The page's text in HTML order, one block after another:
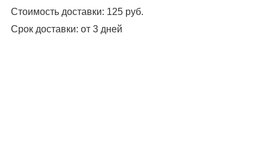
Стоимость доставки: 125 руб.
Срок доставки:от 3 дней